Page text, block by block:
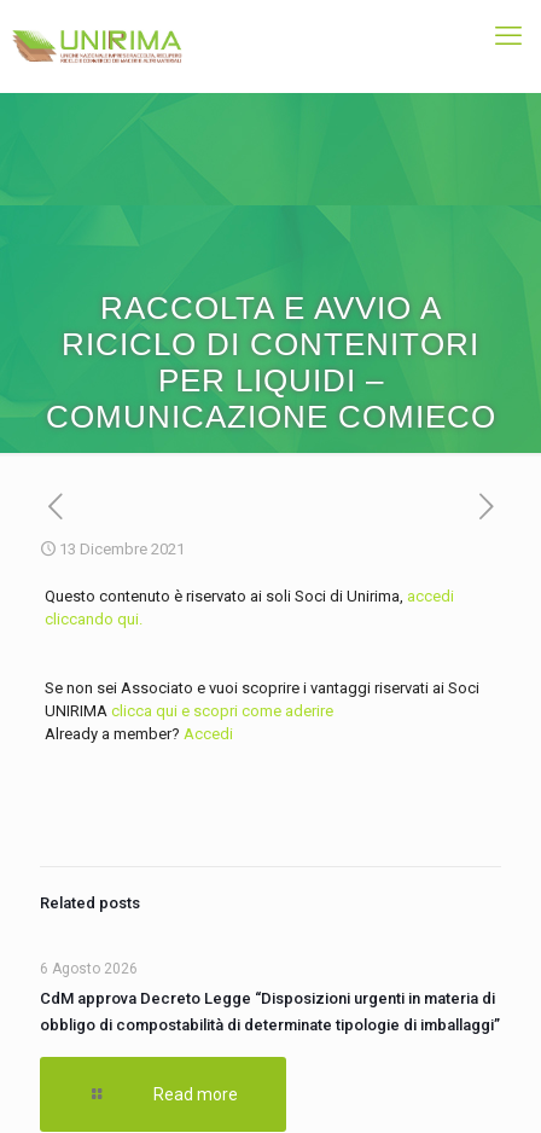
RACCOLTA E AVVIO A
RICICLO DI CONTENITORI
PER LIQUIDI –
COMUNICAZIONE COMIECO
13 Dicembre 2021
Questo contenuto è riservato ai soli Soci di Unirima, accedi
cliccando qui.
Se non sei Associato e vuoi scoprire i vantaggi riservati ai Soci
UNIRIMA clicca qui e scopri come aderire
Already a member? Accedi
Related posts
6 Agosto 2026
CdM approva Decreto Legge “Disposizioni urgenti in materia di
obbligo di compostabilità di determinate tipologie di imballaggi”
Read more